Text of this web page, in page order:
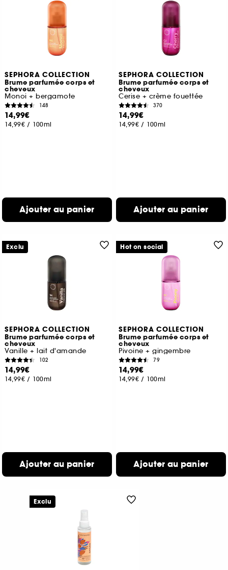
SEPHORA COLLECTION
Brume parfumée corps et
cheveux
Monoi + bergamote
148
14,99€
14,99€ / 100ml
Ajouter au panier
SEPHORA COLLECTION
Brume parfumée corps et
cheveux
Cerise + crème fouettée
370
14,99€
14,99€ / 100ml
Ajouter au panier
SEPHORA COLLECTION
Brume parfumée corps et
cheveux
Vanille + lait d'amande
102
14,99€
14,99€ / 100ml
Ajouter au panier
Exclu
SEPHORA COLLECTION
Brume parfumée corps et
cheveux
Pivoine + gingembre
79
14,99€
14,99€ / 100ml
Ajouter au panier
Hot on social
Exclu